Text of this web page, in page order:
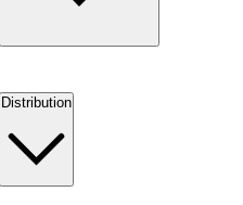
Distribution